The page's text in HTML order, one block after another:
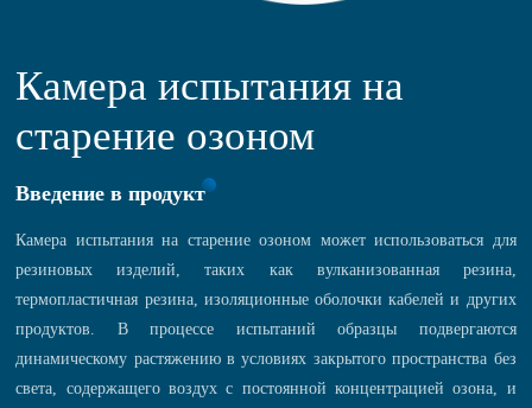
Камера испытания на
старение озоном
Введение в продукт
Камера испытания на старение озоном может использоваться для
резиновых изделий, таких как вулканизованная резина,
термопластичная резина, изоляционные оболочки кабелей и других
продуктов. В процессе испытаний образцы подвергаются
динамическому растяжению в условиях закрытого пространства без
света, содержащего воздух с постоянной концентрацией озона, и